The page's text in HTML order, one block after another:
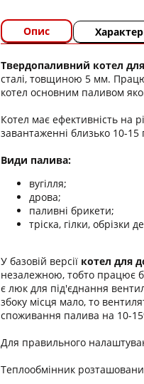
Опис
Твердопаливний котел
сталі, товщиною 5 мм.
котел основним паливом
Котел має ефективність на
завантаженні близько 10-15
Види палива:
вугілля;
дрова;
паливні брикети;
тріска, гілки, обрізки
У базовій версії котел для
незалежною, тобто працює
є люк для під'єднання
збоку місця мало, то
споживання палива на 10-
Для правильного
Теплообмінник